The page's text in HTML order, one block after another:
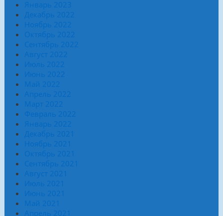
Январь 2023
Декабрь 2022
Ноябрь 2022
Октябрь 2022
Сентябрь 2022
Август 2022
Июль 2022
Июнь 2022
Май 2022
Апрель 2022
Март 2022
Февраль 2022
Январь 2022
Декабрь 2021
Ноябрь 2021
Октябрь 2021
Сентябрь 2021
Август 2021
Июль 2021
Июнь 2021
Май 2021
Апрель 2021